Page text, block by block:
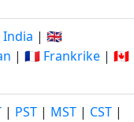
| 🇬🇧
| 🇫🇷 Frankrike | 🇨🇦
| PST | MST | CST |